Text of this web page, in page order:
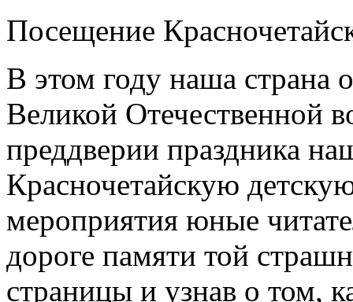
Посещение
В этом году наша страна
Великой Отечественной
преддверии праздника
Красночетайскую
мероприятия юные
дороге памяти той
страницы и узнав о том,